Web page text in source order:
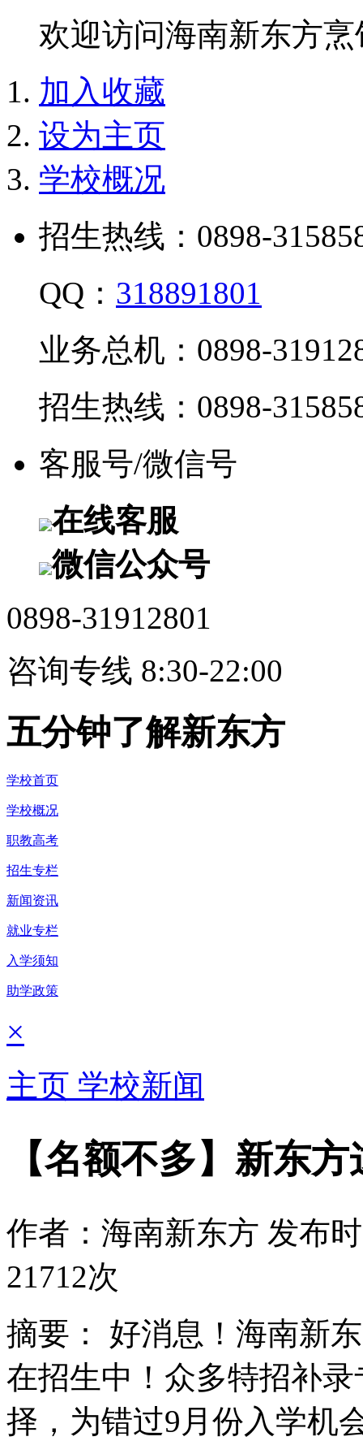
欢迎访问海南新东方
加入收藏
设为主页
学校概况
招生热线：0898-
QQ： 318891801
业务总机：0898-
招生热线：0898-
客服号/微信号
在线客服
微信公众号
0898-31912801
咨询专线 8:30-22:00
五分钟了解新东方
学校首页
学校概况
职教高考
招生专栏
新闻资讯
就业专栏
入学须知
助学政策
×
主页 学校新闻
【名额不多】新东
作者：海南新东方 发布
21712次
摘要： 好消息！海南新
在招生中！众多特招补
择，为错过9月份入学机